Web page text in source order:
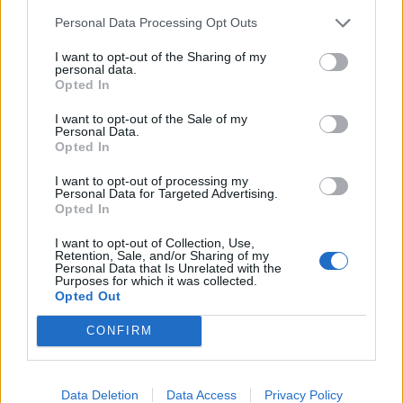
Personal Data Processing Opt Outs
I want to opt-out of the Sharing of my
personal data.
Opted In
I want to opt-out of the Sale of my
Personal Data.
Opted In
I want to opt-out of processing my
Personal Data for Targeted Advertising.
Opted In
I want to opt-out of Collection, Use,
Retention, Sale, and/or Sharing of my
Personal Data that Is Unrelated with the
Purposes for which it was collected.
Opted Out
CONFIRM
Data Deletion Data Access Privacy Policy
Kaip pavydas sugriauna šeimą ir meilę
Dešimt požymių, kad pavydas griauna jūsų